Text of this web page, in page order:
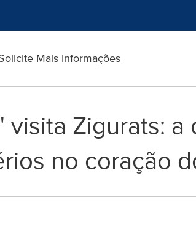
Mais Informações
Zigurats: a
no coração